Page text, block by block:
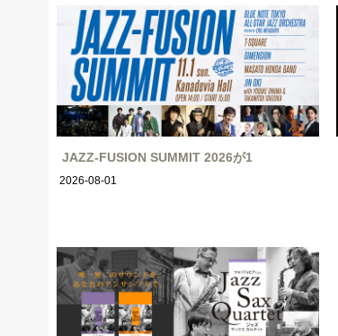
JAZZ-FUSION SUMMIT 2026が1
2026-08-01